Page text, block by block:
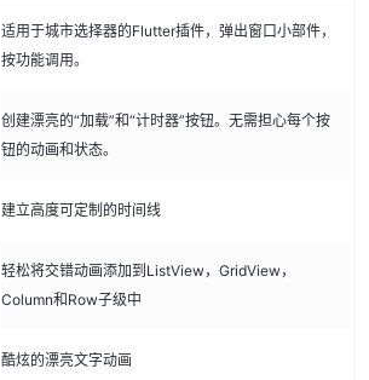
适用于城市选择器的Flutter插件，弹出窗口小部件，
按功能调用。
创建漂亮的“加载”和“计时器”按钮。无需担心每个按
钮的动画和状态。
建立高度可定制的时间线
轻松将交错动画添加到ListView，GridView，
Column和Row子级中
酷炫的漂亮文字动画